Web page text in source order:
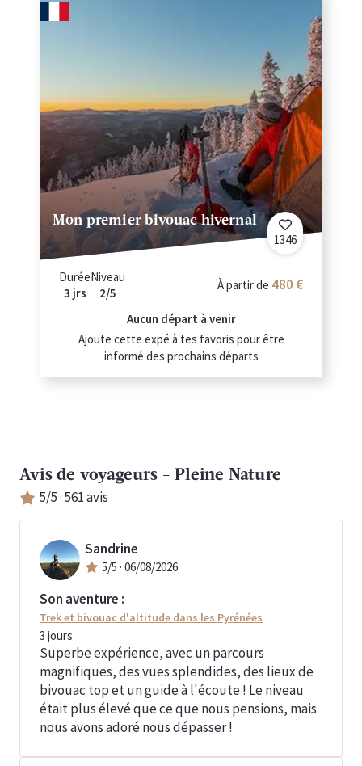
Mon premier bivouac hivernal
1346
Durée
3 jrs
Niveau
2/5
À partir de 480 €
Aucun départ à venir
Ajoute cette expé à tes favoris pour être
informé des prochains départs
Avis de voyageurs -Pleine Nature
5/5 ·561avis
Sandrine
5/5 · 06/08/2026
Son aventure :
Trek et bivouac d'altitude dans les Pyrénées
3 jours
Superbe expérience, avec un parcours
magnifiques, des vues splendides, des lieux de
bivouac top et un guide à l'écoute ! Le niveau
était plus élevé que ce que nous pensions, mais
nous avons adoré nous dépasser !